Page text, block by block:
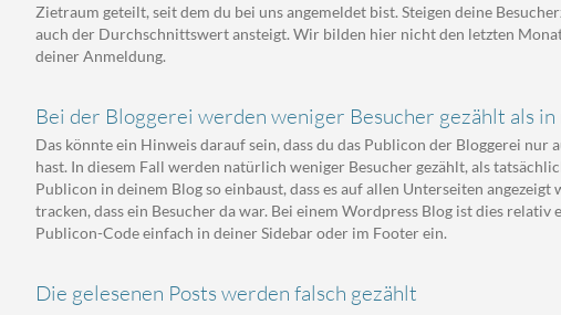
Zietraum geteilt, seit dem du bei uns angemeldet bist. Steigen deine
auch der Durchschnittswert ansteigt. Wir bilden hier nicht den letzten
deiner Anmeldung.
Bei der Bloggerei werden weniger Besucher gezählt als
Das könnte ein Hinweis darauf sein, dass du das Publicon der Bloggerei nur
hast. In diesem Fall werden natürlich weniger Besucher gezählt, als
Publicon in deinem Blog so einbaust, dass es auf allen Unterseiten
tracken, dass ein Besucher da war. Bei einem Wordpress Blog ist dies relativ
Publicon-Code einfach in deiner Sidebar oder im Footer ein.
Die gelesenen Posts werden falsch gezählt